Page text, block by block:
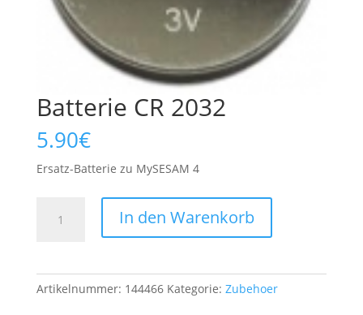
Batterie CR 2032
5.90€
Ersatz-Batterie zu MySESAM 4
In den Warenkorb
Artikelnummer: 144466 Kategorie: Zubehoer